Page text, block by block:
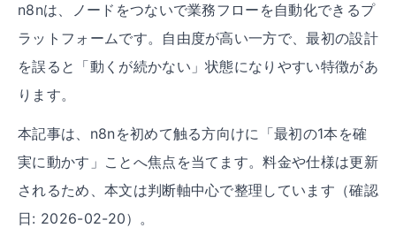
n8nは、ノードをつないで業務フローを自動化できるプ
ラットフォームです。自由度が高い一方で、最初の設計
を誤ると「動くが続かない」状態になりやすい特徴があ
ります。
本記事は、n8nを初めて触る方向けに「最初の1本を確
実に動かす」ことへ焦点を当てます。料金や仕様は更新
されるため、本文は判断軸中心で整理しています（確認
日: 2026-02-20）。